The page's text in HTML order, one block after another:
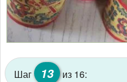
Шаг 13 из 16: